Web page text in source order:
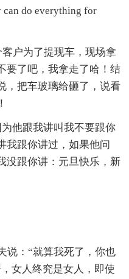
do everything for
户为了提现车，现场拿
要了吧，我拿走了哈！结
，把车玻璃给砸了，说看
他跟我讲叫我不要跟你
我跟你讲过，如果他问
没跟你讲：元旦快乐，新
说：“就算我死了，你也
女人终究是女人，即使